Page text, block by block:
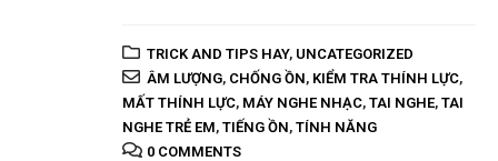
TRICK AND TIPS HAY, UNCATEGORIZED
ÂM LƯỢNG, CHỐNG ỒN, KIỂM TRA THÍNH LỰC,
MẤT THÍNH LỰC, MÁY NGHE NHẠC, TAI NGHE, TAI
NGHE TRẺ EM, TIẾNG ỒN, TÍNH NĂNG
0 COMMENTS